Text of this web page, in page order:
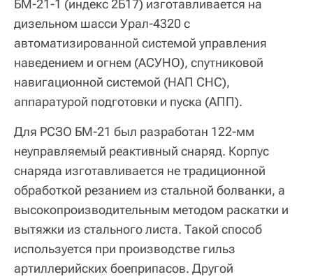
БМ-21-1 (индекс 2Б17) изготавливается на
дизельном шасси Урал-4320 с
автоматизированной системой управления
наведением и огнем (АСУНО), спутниковой
навигационной системой (НАП СНС),
аппаратурой подготовки и пуска (АПП).
Для РСЗО БМ-21 был разработан 122-мм
неуправляемый реактивный снаряд. Корпус
снаряда изготавливается не традиционной
обработкой резанием из стальной болванки, а
высокопроизводительным методом раскатки и
вытяжки из стального листа. Такой способ
используется при производстве гильз
артиллерийских боеприпасов. Другой